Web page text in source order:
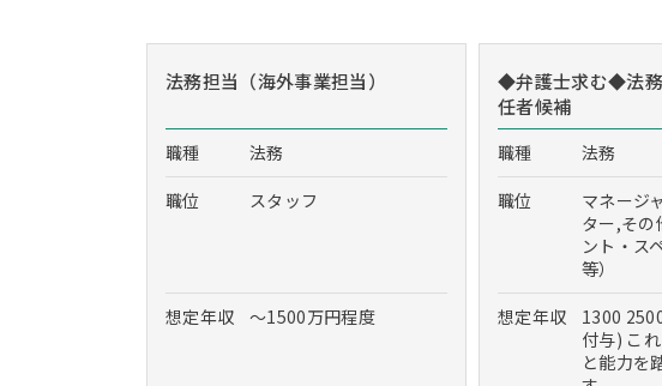
法務担当（海外事業担当）
職種
法務
職位
スタッフ
想定年収 ～1500万円程度
◆弁護士求む◆法
任者候補
職種
法務
職位
マネージ
ター,その
ント・ス
等）
想定年収
1300
付与) こ
と能力を